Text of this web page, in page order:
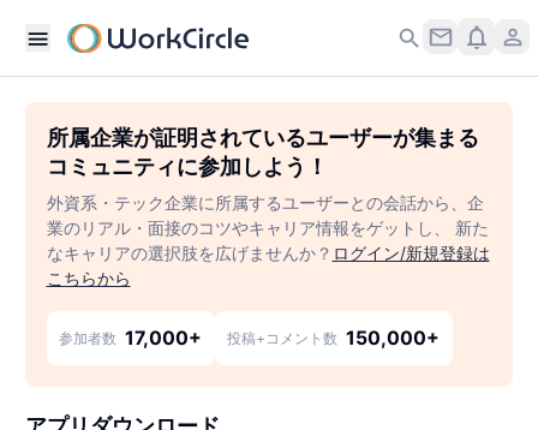
所属企業が証明されているユーザーが集まる
コミュニティに参加しよう！
外資系・テック企業に所属するユーザーとの会話から、企
業のリアル・面接のコツやキャリア情報をゲットし、 新た
なキャリアの選択肢を広げませんか？ ログイン/新規登録は
こちらから
参加者数 17,000+ 投稿+コメント数 150,000+